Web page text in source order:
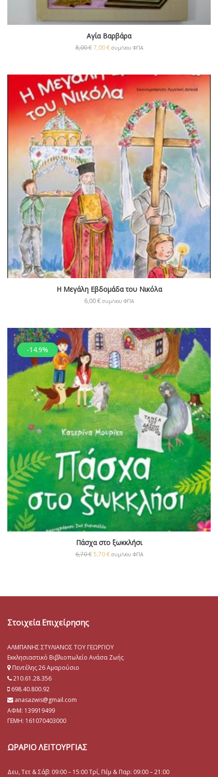
Αγία Βαρβάρα
8,00€ 7,00€ συμ/νου ΦΠΑ
Η Μεγάλη Εβδομάδα του Νικόλα
6,00€ συμ/νου ΦΠΑ
-14.9%
Πάσχα στο ξωκκλήσι
6,70€ 5,70€ συμ/νου ΦΠΑ
Στοιχεία Επιχείρησης
ΑΛΜΠΑΝΗΣ ΣΤΥΛΙΑΝΟΣ ΤΟΥ ΓΕΩΡΓΙΟΥ
Εκκλησιαστικό Βιβλιοπωλείο Ανάσα Ζωής
Πεντέλης 26 Αμαρούσιο
210.61.28.356
698.40.800.92
anasazwis@gmail.com
ΑΦΜ: 139919499
ΓΕΜΗ: 161070403000
ΩΡΑΡΙΟ ΛΕΙΤΟΥΡΓΙΑΣ
Δευ, Τετ & Σάβ: 09:00 – 15:00 Τρί, Πέμ & Παρ: 09:00 – 21:00